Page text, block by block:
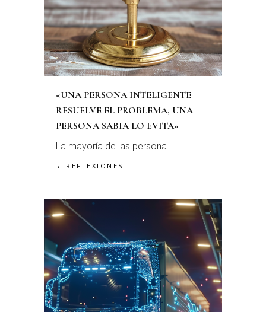
«UNA PERSONA INTELIGENTE
RESUELVE EL PROBLEMA, UNA
PERSONA SABIA LO EVITA»
La mayoría de las persona...
REFLEXIONES